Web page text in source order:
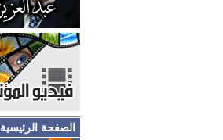
الصفحة الرئيسية